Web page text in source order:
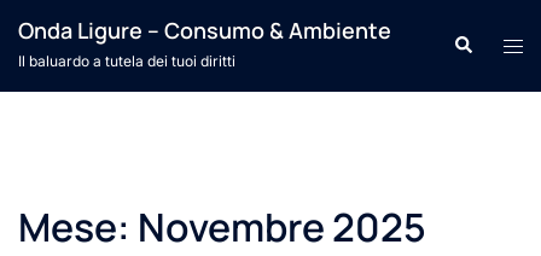
Onda Ligure – Consumo & Ambiente
Il baluardo a tutela dei tuoi diritti
Cerca
Mese: Novembre 2025